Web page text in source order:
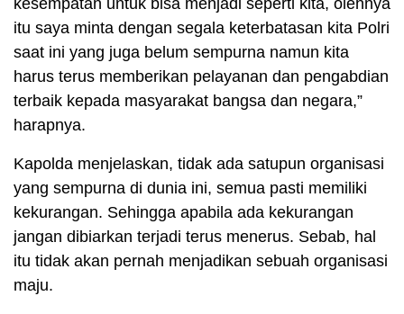
kesempatan untuk bisa menjadi seperti kita, olehnya
itu saya minta dengan segala keterbatasan kita Polri
saat ini yang juga belum sempurna namun kita
harus terus memberikan pelayanan dan pengabdian
terbaik kepada masyarakat bangsa dan negara,”
harapnya.
Kapolda menjelaskan, tidak ada satupun organisasi
yang sempurna di dunia ini, semua pasti memiliki
kekurangan. Sehingga apabila ada kekurangan
jangan dibiarkan terjadi terus menerus. Sebab, hal
itu tidak akan pernah menjadikan sebuah organisasi
maju.